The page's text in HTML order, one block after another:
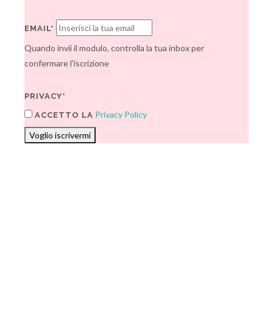
EMAIL*
Quando invii il modulo, controlla la tua inbox per
confermare l'iscrizione
PRIVACY*
ACCETTO LA Privacy Policy
Voglio iscrivermi